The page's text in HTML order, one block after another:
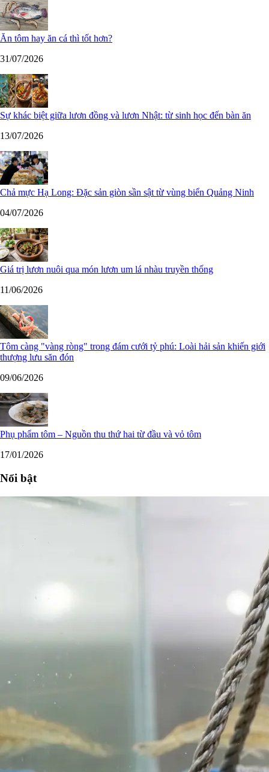
Ăn tôm hay ăn cá thì tốt hơn?
31/07/2026
Sự khác biệt giữa lươn đồng và lươn Nhật: từ sinh học đến bàn ăn
13/07/2026
Chả mực Hạ Long: Đặc sản giòn sần sật từ vùng biển Quảng Ninh
04/07/2026
Giá trị lươn nuôi qua món lươn um lá nhàu truyền thống
11/06/2026
Tôm càng "vàng ròng" trong đám cưới tỷ phú: Loài hải sản khiến giới
thượng lưu săn đón
09/06/2026
Phụ phẩm tôm – Nguồn thu thứ hai từ đầu và vỏ tôm
17/01/2026
Nổi bật